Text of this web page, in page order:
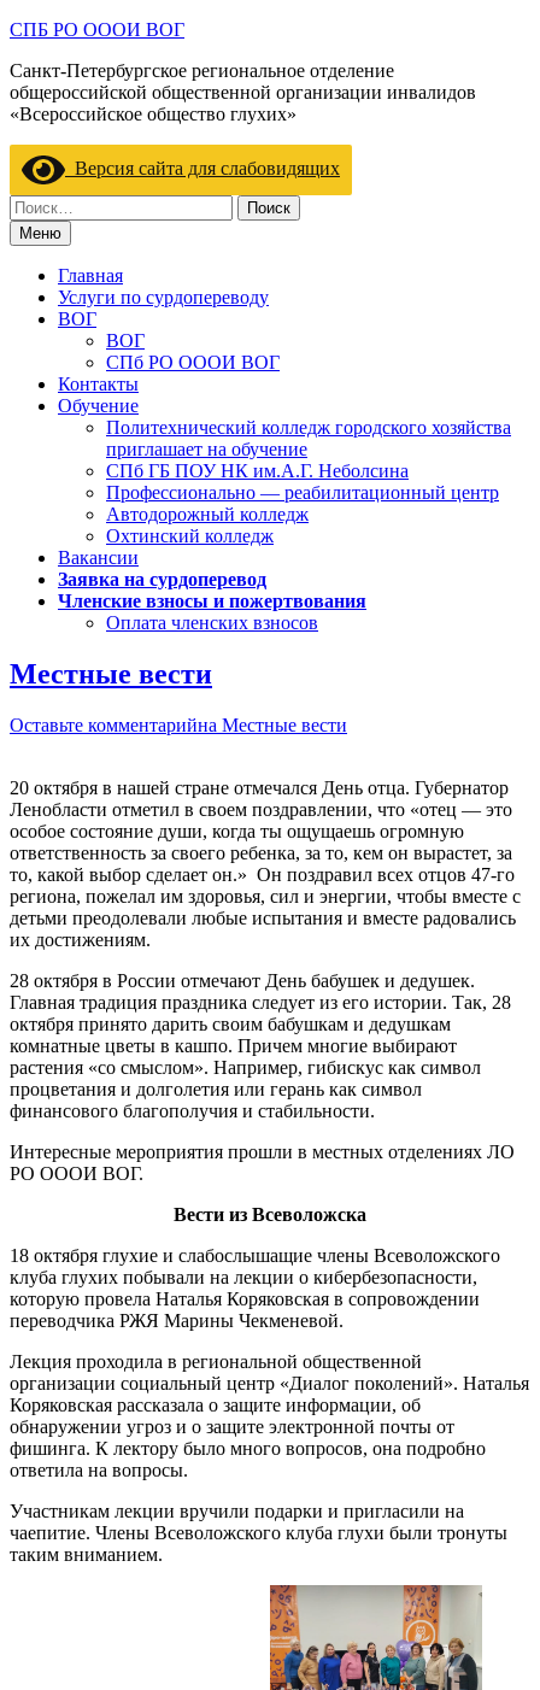
Перейти
содержимому
СПБ РО ОООИ ВОГ
Санкт-Петербургское региональное отделение
общероссийской общественной организации инвалидов
«Всероссийское общество глухих»
Версия сайта для слабовидящих
Найти:
Меню
Главная
Услуги по сурдопереводу
ВОГ
ВОГ
СПб РО ОООИ ВОГ
Контакты
Обучение
Политехнический колледж городского хозяйства
приглашает на обучение
СПб ГБ ПОУ НК им.А.Г. Неболсина
Профессионально — реабилитационный центр
Автодорожный колледж
Охтинский колледж
Вакансии
Заявка на сурдоперевод
Членские взносы и пожертвования
Оплата членских взносов
Местные вести
Оставьте комментарийна Местные вести
20 октября в нашей стране отмечался День отца. Губернатор
Ленобласти отметил в своем поздравлении, что «отец ― это
особое состояние души, когда ты ощущаешь огромную
ответственность за своего ребенка, за то, кем он вырастет, за
то, какой выбор сделает он.» Он поздравил всех отцов 47-го
региона, пожелал им здоровья, сил и энергии, чтобы вместе с
детьми преодолевали любые испытания и вместе радовались
их достижениям.
28 октября в России отмечают День бабушек и дедушек.
Главная традиция праздника следует из его истории. Так, 28
октября принято дарить своим бабушкам и дедушкам
комнатные цветы в кашпо. Причем многие выбирают
растения «со смыслом». Например, гибискус как символ
процветания и долголетия или герань как символ
финансового благополучия и стабильности.
Интересные мероприятия прошли в местных отделениях ЛО
РО ОООИ ВОГ.
Вести из Всеволожска
18 октября глухие и слабослышащие члены Всеволожского
клуба глухих побывали на лекции о кибербезопасности,
которую провела Наталья Коряковская в сопровождении
переводчика РЖЯ Марины Чекменевой.
Лекция проходила в региональной общественной
организации социальный центр «Диалог поколений». Наталья
Коряковская рассказала о защите информации, об
обнаружении угроз и о защите электронной почты от
фишинга. К лектору было много вопросов, она подробно
ответила на вопросы.
Участникам лекции вручили подарки и пригласили на
чаепитие. Члены Всеволожского клуба глухи были тронуты
таким вниманием.